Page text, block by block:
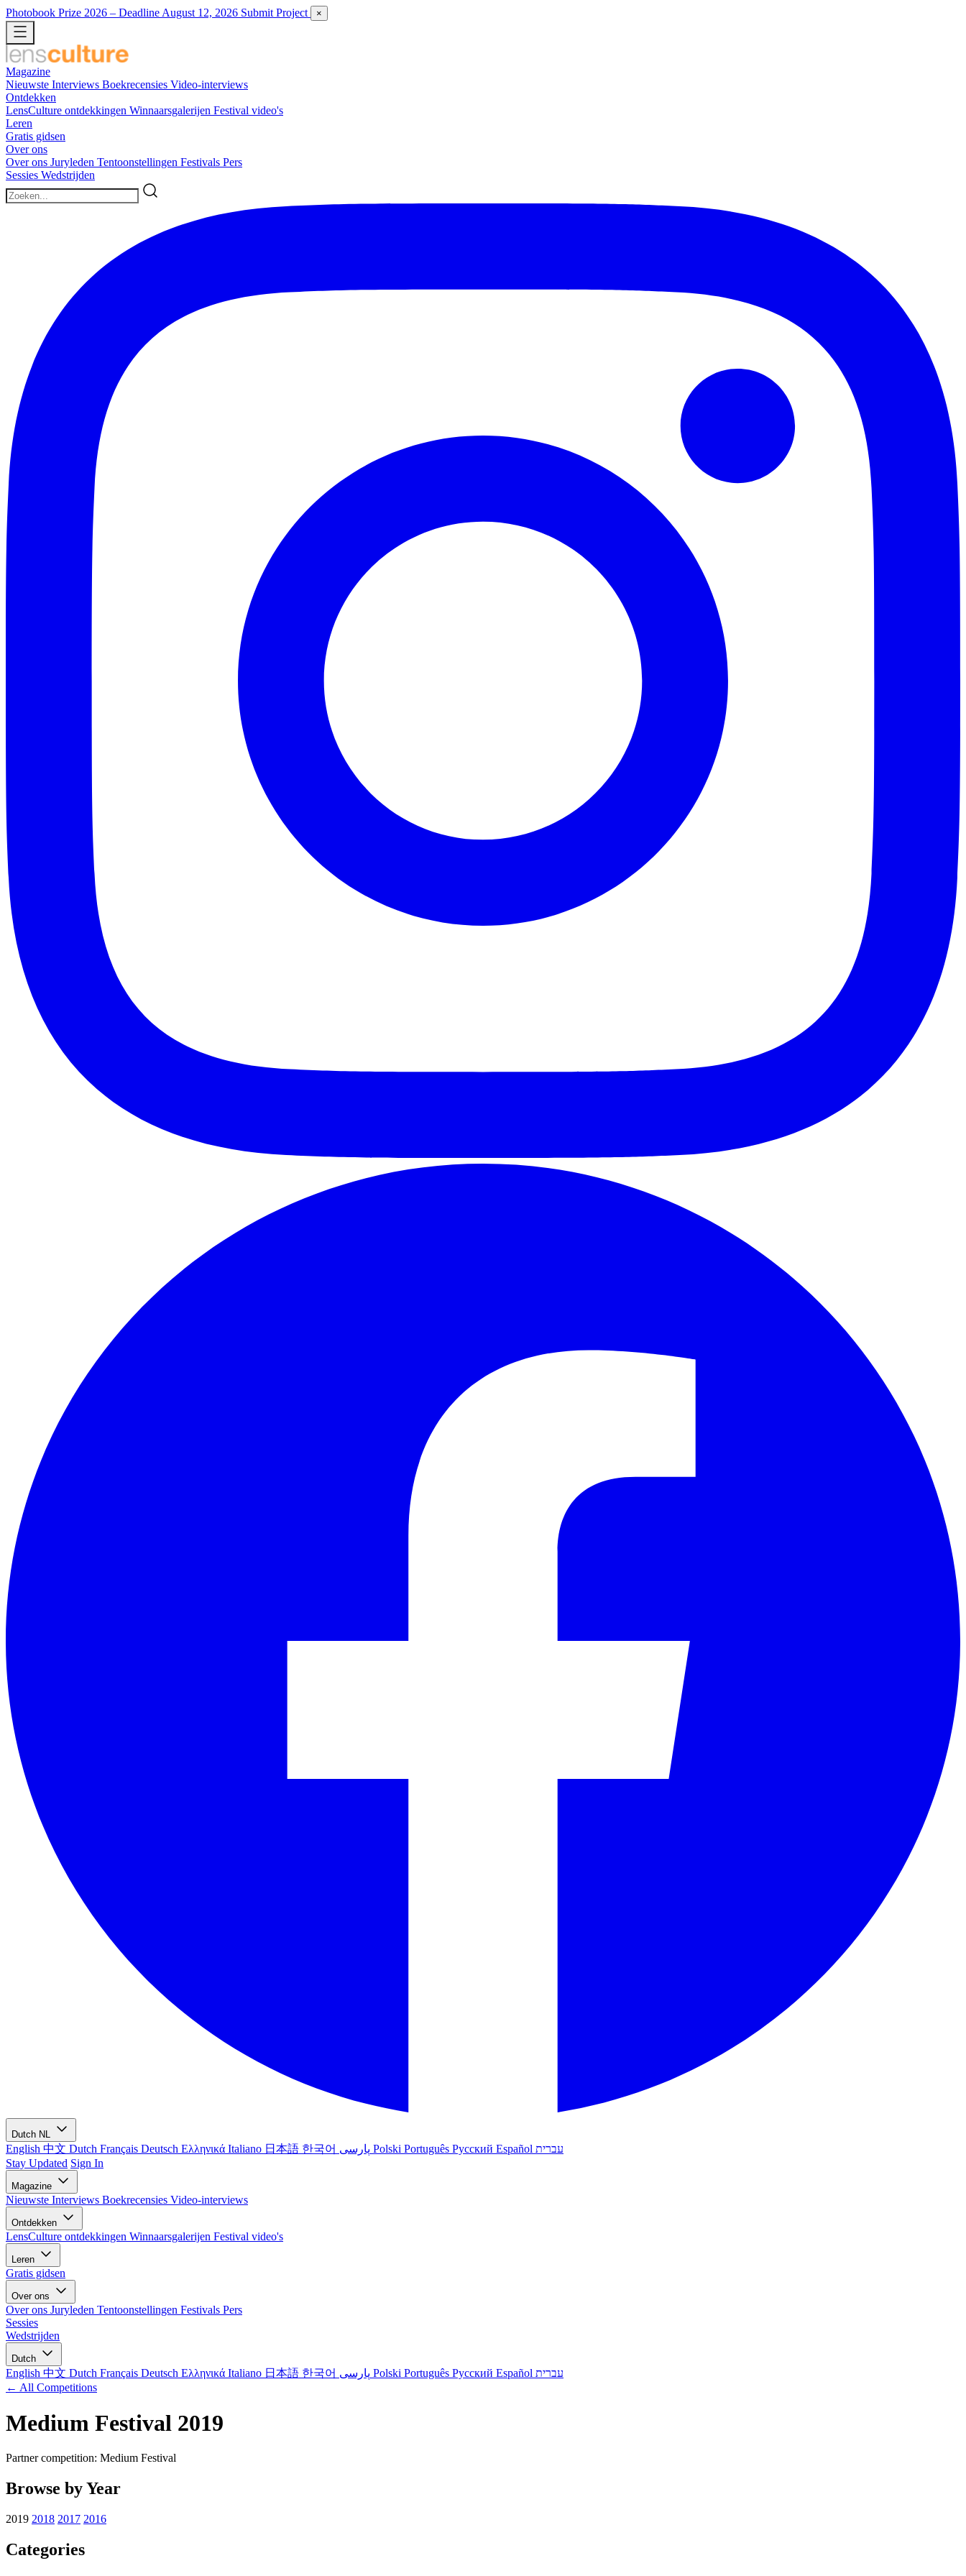
Photobook Prize 2026 – Deadline August 12, 2026 Submit Project ×
Magazine
Nieuwste Interviews Boekrecensies Video-interviews
Ontdekken
LensCulture ontdekkingen Winnaarsgalerijen Festival video's
Leren
Gratis gidsen
Over ons
Over ons Juryleden Tentoonstellingen Festivals Pers
Sessies Wedstrijden
Dutch NL
English 中文 Dutch Français Deutsch Ελληνικά Italiano 日本語 한국어 Polski Português Русский Español עברית
Stay Updated Sign In
Magazine
Nieuwste Interviews Boekrecensies Video-interviews
Ontdekken
LensCulture ontdekkingen Winnaarsgalerijen Festival video's
Leren
Gratis gidsen
Over ons
Over ons Juryleden Tentoonstellingen Festivals Pers
Sessies
Wedstrijden
Dutch
English 中文 Dutch Français Deutsch Ελληνικά Italiano 日本語 한국어 Polski Português Русский Español עברית
← All Competitions
Medium Festival 2019
Partner competition: Medium Festival
Browse by Year
2019 2018 2017 2016
Categories